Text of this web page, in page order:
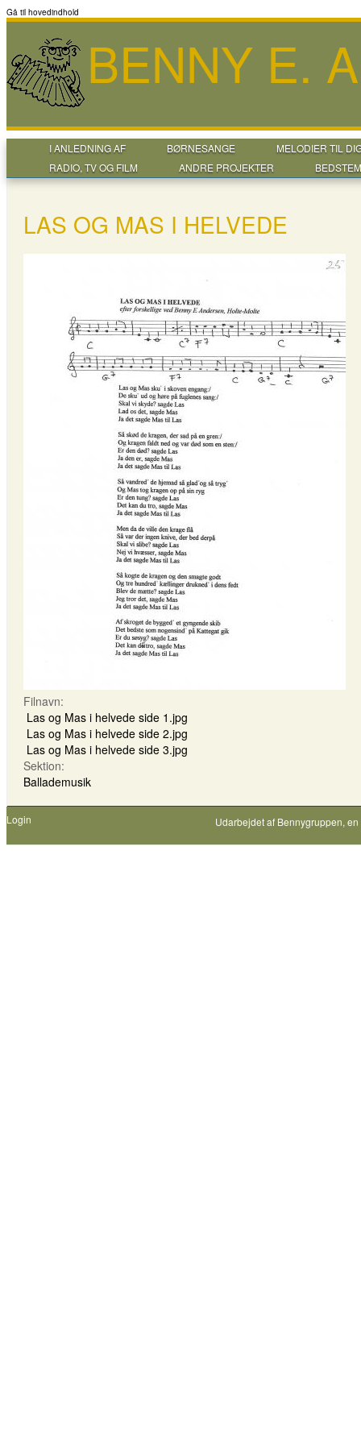
Gå til hovedindhold
BENNY E.
I ANLEDNING AF BØRNESANGE
MELODIER TIL
RADIO, TV OG FILM
ANDRE PROJEKTER
LAS OG MAS I HELVEDE
Filnavn:
Las og Mas i helvede side 1.jpg
Las og Mas i helvede side 2.jpg
Las og Mas i helvede side 3.jpg
Sektion:
Ballademusik
Login Udarbejdet af Bennygruppen,